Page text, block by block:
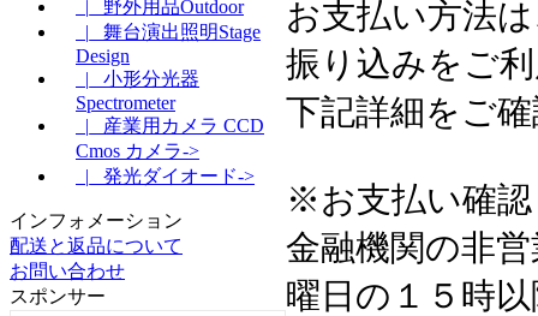
|_ 野外用品Outdoor
|_ 舞台演出照明Stage
Design
|_ 小形分光器
Spectrometer
|_ 産業用カメラ CCD
Cmos カメラ->
|_ 発光ダイオード->
インフォメーション
配送と返品について
お問い合わせ
スポンサー
お支払い方法
振り込みをご
下記詳細をご
※お支払い確
金融機関の非
曜日の１５時